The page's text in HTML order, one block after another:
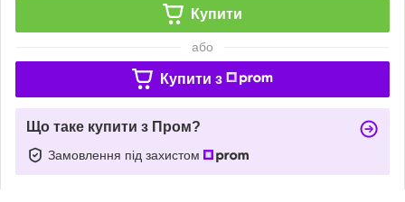
Купити
або
Купити з
Що таке купити з Пром?
Замовлення під захистом